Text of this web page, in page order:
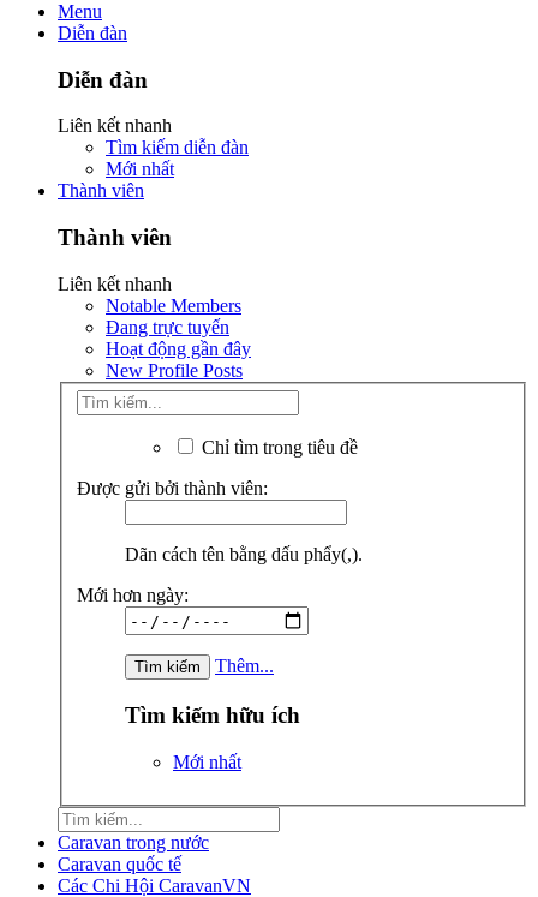
Menu
Diễn đàn
Diễn đàn
Liên kết nhanh
Tìm kiếm diễn đàn
Mới nhất
Thành viên
Thành viên
Liên kết nhanh
Notable Members
Đang trực tuyến
Hoạt động gần đây
New Profile Posts
Chỉ tìm trong tiêu đề
Được gửi bởi thành viên:
Dãn cách tên bằng dấu phẩy(,).
Mới hơn ngày:
Thêm...
Tìm kiếm hữu ích
Mới nhất
Caravan trong nước
Caravan quốc tế
Các Chi Hội CaravanVN